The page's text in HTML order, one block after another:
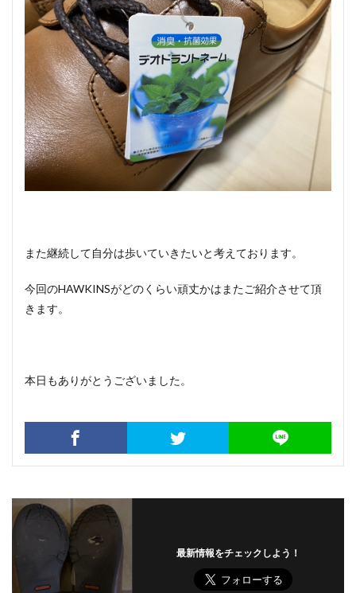
また継続して自分は歩いていきたいと考えております。
今回のHAWKINSがどのくらい頑丈かはまたご紹介させて頂
きます。
本日もありがとうございました。
最新情報をチェックしよう！